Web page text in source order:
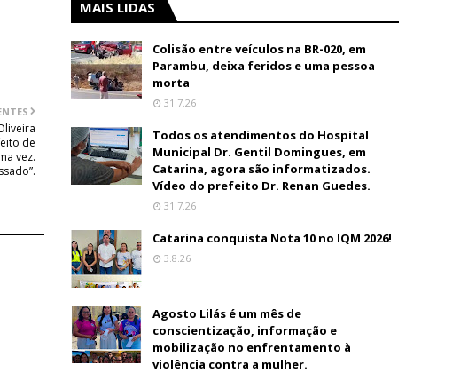
de
vez.
MAIS LIDAS
Colisão entre veículos na BR-020, em
Parambu, deixa feridos e uma pessoa
morta
31.7.26
Todos os atendimentos do Hospital
Municipal Dr. Gentil Domingues, em
Catarina, agora são informatizados.
Vídeo do prefeito Dr. Renan Guedes.
31.7.26
Catarina conquista Nota 10 no IQM 2026!
3.8.26
Agosto Lilás é um mês de
conscientização, informação e
mobilização no enfrentamento à
violência contra a mulher.